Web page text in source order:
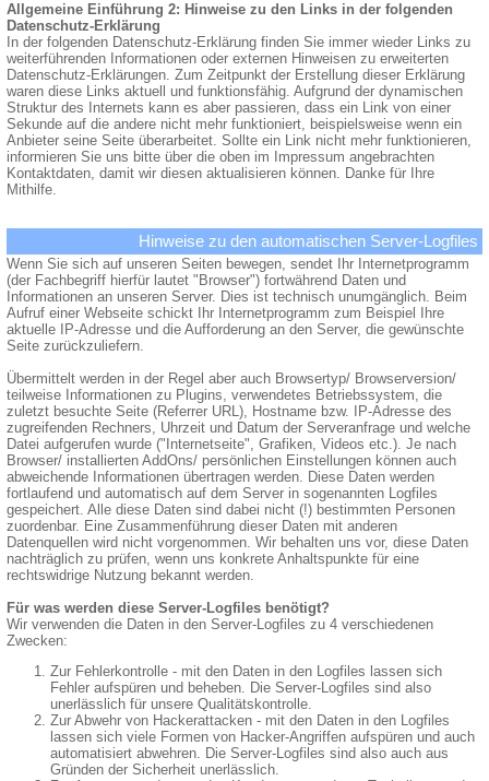
Allgemeine Einführung 2: Hinweise zu den Links in der folgenden
Datenschutz-Erklärung
In der folgenden Datenschutz-Erklärung finden Sie immer wieder Links zu
weiterführenden Informationen oder externen Hinweisen zu erweiterten
Datenschutz-Erklärungen. Zum Zeitpunkt der Erstellung dieser Erklärung
waren diese Links aktuell und funktionsfähig. Aufgrund der dynamischen
Struktur des Internets kann es aber passieren, dass ein Link von einer
Sekunde auf die andere nicht mehr funktioniert, beispielsweise wenn ein
Anbieter seine Seite überarbeitet. Sollte ein Link nicht mehr funktionieren,
informieren Sie uns bitte über die oben im Impressum angebrachten
Kontaktdaten, damit wir diesen aktualisieren können. Danke für Ihre
Mithilfe.
Hinweise zu den automatischen Server-Logfiles
Wenn Sie sich auf unseren Seiten bewegen, sendet Ihr Internetprogramm
(der Fachbegriff hierfür lautet "Browser") fortwährend Daten und
Informationen an unseren Server. Dies ist technisch unumgänglich. Beim
Aufruf einer Webseite schickt Ihr Internetprogramm zum Beispiel Ihre
aktuelle IP-Adresse und die Aufforderung an den Server, die gewünschte
Seite zurückzuliefern.
Übermittelt werden in der Regel aber auch Browsertyp/ Browserversion/
teilweise Informationen zu Plugins, verwendetes Betriebssystem, die
zuletzt besuchte Seite (Referrer URL), Hostname bzw. IP-Adresse des
zugreifenden Rechners, Uhrzeit und Datum der Serveranfrage und welche
Datei aufgerufen wurde ("Internetseite", Grafiken, Videos etc.). Je nach
Browser/ installierten AddOns/ persönlichen Einstellungen können auch
abweichende Informationen übertragen werden. Diese Daten werden
fortlaufend und automatisch auf dem Server in sogenannten Logfiles
gespeichert. Alle diese Daten sind dabei nicht (!) bestimmten Personen
zuordenbar. Eine Zusammenführung dieser Daten mit anderen
Datenquellen wird nicht vorgenommen. Wir behalten uns vor, diese Daten
nachträglich zu prüfen, wenn uns konkrete Anhaltspunkte für eine
rechtswidrige Nutzung bekannt werden.
Für was werden diese Server-Logfiles benötigt?
Wir verwenden die Daten in den Server-Logfiles zu 4 verschiedenen
Zwecken:
Zur Fehlerkontrolle - mit den Daten in den Logfiles lassen sich
Fehler aufspüren und beheben. Die Server-Logfiles sind also
unerlässlich für unsere Qualitätskontrolle.
Zur Abwehr von Hackerattacken - mit den Daten in den Logfiles
lassen sich viele Formen von Hacker-Angriffen aufspüren und auch
automatisiert abwehren. Die Server-Logfiles sind also auch aus
Gründen der Sicherheit unerlässlich.